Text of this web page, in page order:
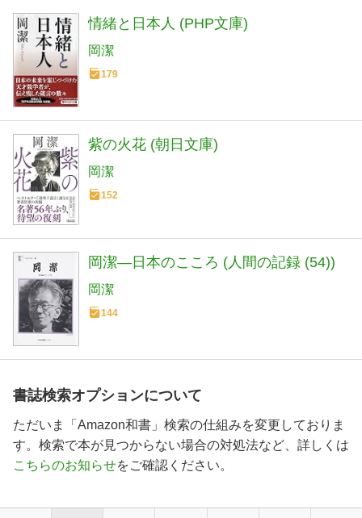
情緒と日本人 (PHP文庫)
岡潔
179
紫の火花 (朝日文庫)
岡潔
152
岡潔―日本のこころ (人間の記録 (54))
岡潔
144
書誌検索オプションについて
ただいま「Amazon和書」検索の仕組みを変更しておりま
す。検索で本が見つからない場合の対処法など、詳しくは
こちらのお知らせをご確認ください。